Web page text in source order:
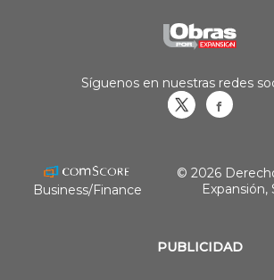
PUBLICIDAD
Síguenos en nuestras redes
Business/Finance
© 2026
Expansión,